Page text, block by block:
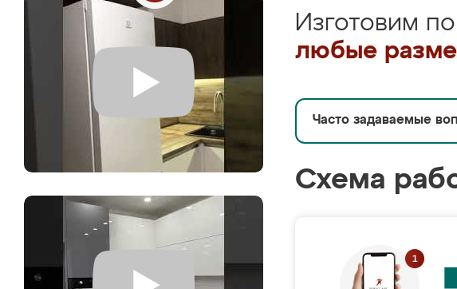
Изготовим
любые
Часто задаваемые
Схема